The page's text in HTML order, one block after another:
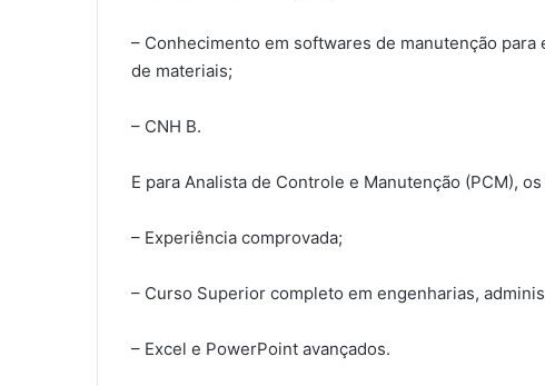
– Conhecimento em softwares de manutenção
de materiais;
– CNH B.
E para Analista de Controle e Manutenção (PCM),
– Experiência comprovada;
– Curso Superior completo em engenharias,
– Excel e PowerPoint avançados.